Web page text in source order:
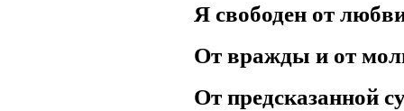
Я свободен от
От вpажды и от
От пpедсказанной